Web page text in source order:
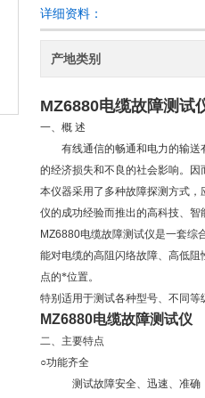
详细资料：
产地类别
MZ6880电缆故障测试
一、概 述
有线通信的畅通和电力的输送
的经济损失和不良的社会影响。
本仪器采用了多种故障探测方式
仪的成功经验而推出的高科技、
MZ6880电缆故障测试仪是一套综
能对电缆的高阻闪络故障、高低
点的*位置。
特别适用于测试各种型号、不同
MZ6880电缆故障测试仪
二、主要特点
○功能齐全
测试故障安全、迅速、准确；